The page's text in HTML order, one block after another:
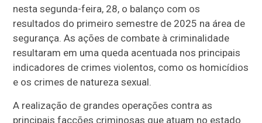
nesta segunda-feira, 28, o balanço com os
resultados do primeiro semestre de 2025 na área de
segurança. As ações de combate à criminalidade
resultaram em uma queda acentuada nos principais
indicadores de crimes violentos, como os homicídios
e os crimes de natureza sexual.
A realização de grandes operações contra as
principais facções criminosas que atuam no estado